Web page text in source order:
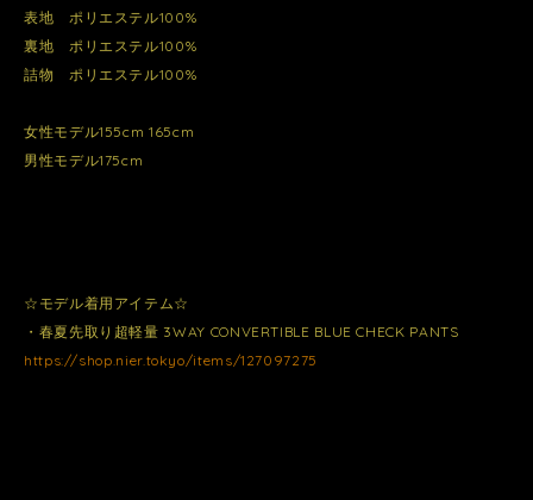
表地 ポリエステル100%
裏地 ポリエステル100%
詰物 ポリエステル100%
女性モデル155cm 165cm
男性モデル175cm
☆モデル着用アイテム☆
・春夏先取り超軽量 3WAY CONVERTIBLE BLUE CHECK PANTS
https://shop.nier.tokyo/items/127097275